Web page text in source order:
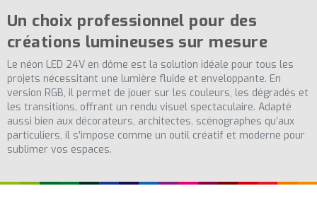
Un choix professionnel pour des
créations lumineuses sur mesure
Le néon LED 24V en dôme est la solution idéale pour tous les
projets nécessitant une lumière fluide et enveloppante. En
version RGB, il permet de jouer sur les couleurs, les dégradés et
les transitions, offrant un rendu visuel spectaculaire. Adapté
aussi bien aux décorateurs, architectes, scénographes qu’aux
particuliers, il s’impose comme un outil créatif et moderne pour
sublimer vos espaces.